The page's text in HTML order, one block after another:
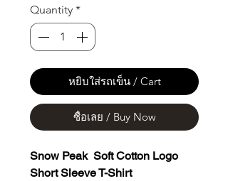
Quantity *
หยิบใส่รถเข็น / Cart
ซื้อเลย / Buy Now
Snow Peak Soft Cotton Logo
Short Sleeve T-Shirt